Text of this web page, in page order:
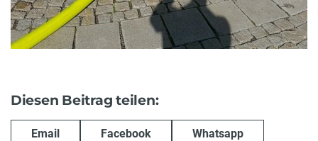
Diesen Beitrag teilen:
Email Facebook Whatsapp